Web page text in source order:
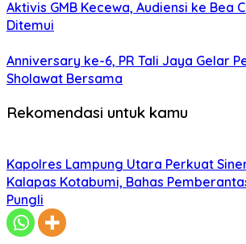
Aktivis GMB Kecewa, Audiensi ke Bea
Ditemui
Anniversary ke-6, PR Tali Jaya Gelar
Sholawat Bersama
Rekomendasi untuk kamu
Kapolres Lampung Utara Perkuat
Kalapas Kotabumi, Bahas
Pungli